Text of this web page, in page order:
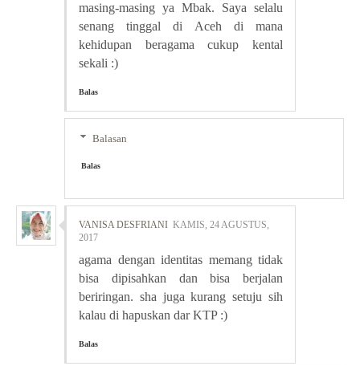
masing-masing ya Mbak. Saya selalu
senang tinggal di Aceh di mana
kehidupan beragama cukup kental
sekali :)
Balas
Balasan
Balas
VANISA DESFRIANI KAMIS, 24 AGUSTUS,
2017
agama dengan identitas memang tidak
bisa dipisahkan dan bisa berjalan
beriringan. sha juga kurang setuju sih
kalau di hapuskan dar KTP :)
Balas